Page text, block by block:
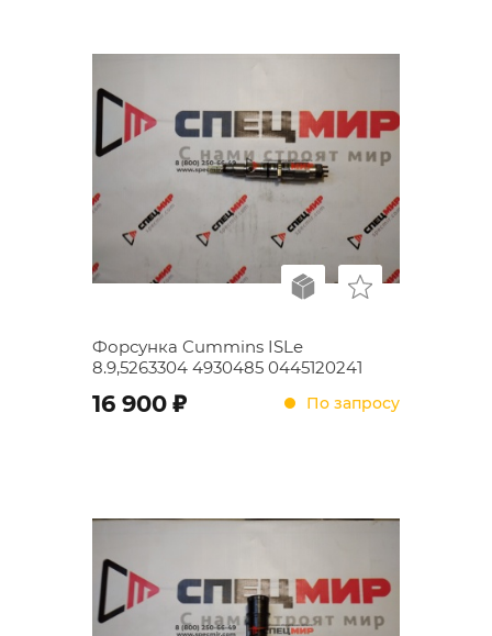
Форсунка Cummins ISLe
8.9,5263304 4930485 0445120241
16 900 ; По запросу